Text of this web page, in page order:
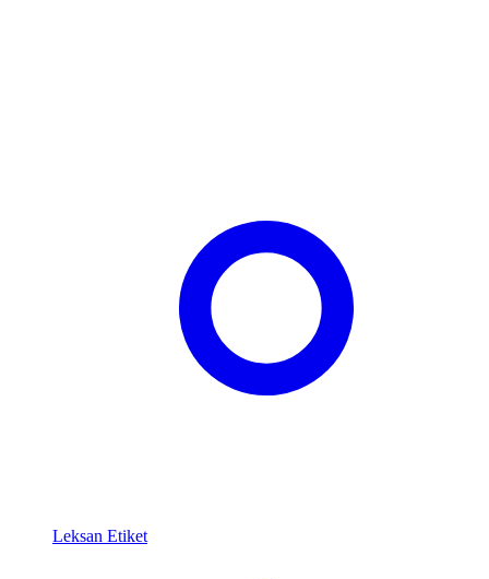
Leksan Etiket